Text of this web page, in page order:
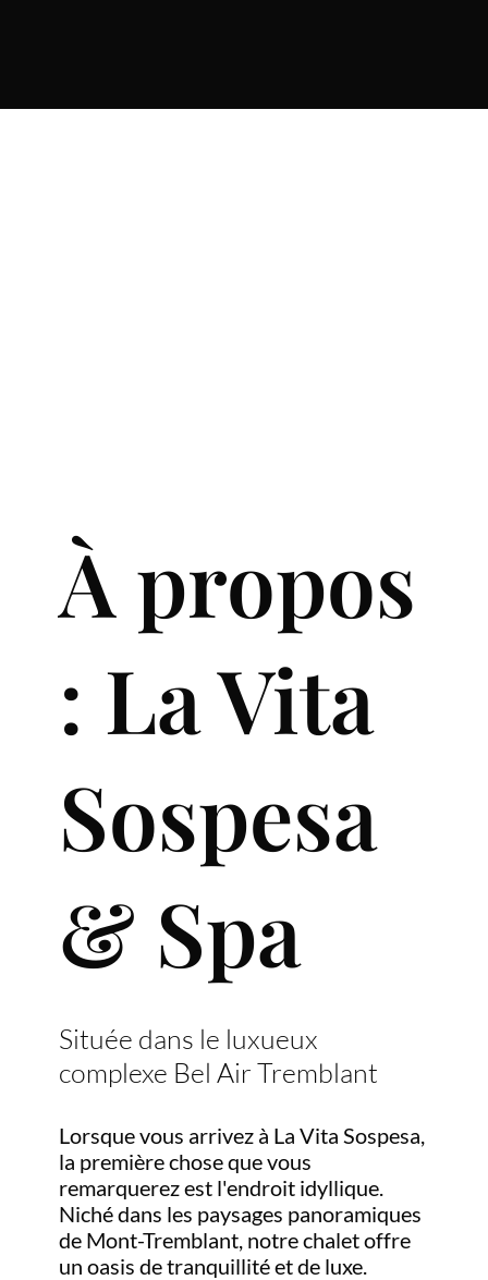
À propos
: La Vita
Sospesa
& Spa
Lorsque vous arrivez à La Vita Sospesa,
la première chose que vous
remarquerez est l'endroit idyllique.
Niché dans les paysages panoramiques
de Mont-Tremblant, notre chalet offre
un oasis de tranquillité et de luxe.
Située dans le luxueux
complexe Bel Air Tremblant